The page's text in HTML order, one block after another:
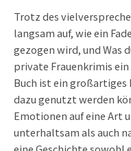
Trotz des
langsam auf, wie ein
gezogen wird, und Was
private Frauenkrimis
Buch ist ein großartiges
dazu genutzt werden
Emotionen auf eine Art
unterhaltsam als auch